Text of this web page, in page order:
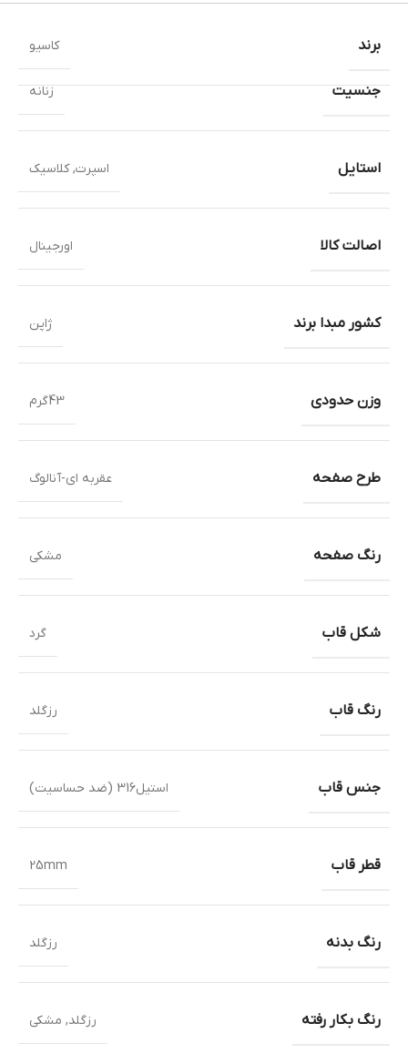
جنسیت زنانه
استایل اسپرت,کلاسیک
اصالت کالا اورجینال
کشور مبدا برند ژاپن
وزن حدودی 43گرم
طرح صفحه عقربه ای-آنالوگ
رنگ صفحه مشکی
شکل قاب گرد
رنگ قاب رزگلد
جنس قاب استیل316 (ضد حساسیت)
قطر قاب 25mm
رنگ بدنه رزگلد
رنگ بکار رفته رزگلد, مشکی
برند کاسیو